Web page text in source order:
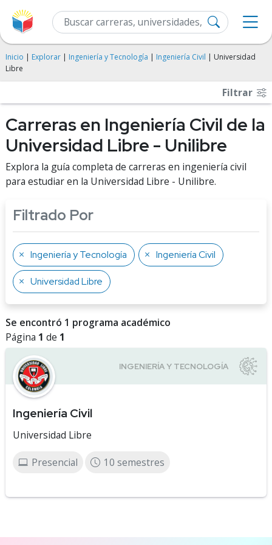
Inicio | Explorar | Ingeniería y Tecnología | Ingeniería Civil | Universidad
Libre
Filtrar
Carreras en Ingeniería Civil de la
Universidad Libre - Unilibre
Explora la guía completa de carreras en ingeniería civil
para estudiar en la Universidad Libre - Unilibre.
Filtrado Por
Ingeniería y Tecnología Ingeniería Civil
Universidad Libre
Se encontró 1 programa académico
Página 1 de 1
Ingeniería Civil
Universidad Libre
Presencial 10 semestres